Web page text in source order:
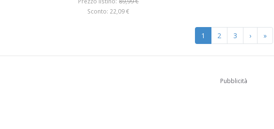
Sconto: 22,09 €
1 2 3 › »
Pubblicità